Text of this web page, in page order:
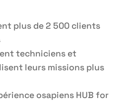
plus de 2 500 clients
techniciens et
leurs missions plus
osapiens HUB for